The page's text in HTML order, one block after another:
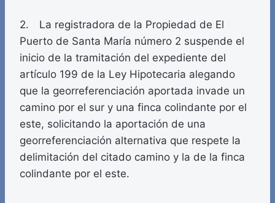
2. La registradora de la Propiedad de El
Puerto de Santa María número 2 suspende el
inicio de la tramitación del expediente del
artículo 199 de la Ley Hipotecaria alegando
que la georreferenciación aportada invade un
camino por el sur y una finca colindante por el
este, solicitando la aportación de una
georreferenciación alternativa que respete la
delimitación del citado camino y la de la finca
colindante por el este.